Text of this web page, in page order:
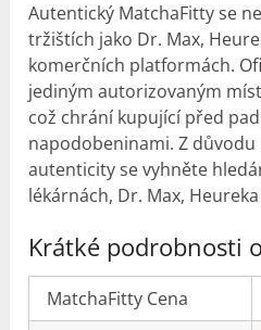
Autentický MatchaFitty se
tržištích jako Dr. Max,
komerčních platformách.
jediným autorizovaným
což chrání kupující před
napodobeninami. Z
autenticity se vyhněte
lékárnách, Dr. Max,
Krátké podrobnosti
MatchaFitty Cena